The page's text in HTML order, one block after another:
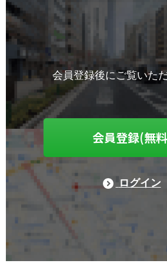
会員登録後にご覧いた
会員登録(無
ログイン